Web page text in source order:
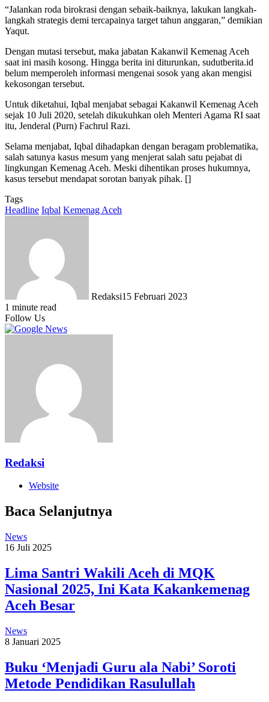
“Jalankan roda birokrasi dengan sebaik-baiknya, lakukan langkah-
langkah strategis demi tercapainya target tahun anggaran,” demikian
Yaqut.
Dengan mutasi tersebut, maka jabatan Kakanwil Kemenag Aceh
saat ini masih kosong. Hingga berita ini diturunkan, sudutberita.id
belum memperoleh informasi mengenai sosok yang akan mengisi
kekosongan tersebut.
Untuk diketahui, Iqbal menjabat sebagai Kakanwil Kemenag Aceh
sejak 10 Juli 2020, setelah dikukuhkan oleh Menteri Agama RI saat
itu, Jenderal (Purn) Fachrul Razi.
Selama menjabat, Iqbal dihadapkan dengan beragam problematika,
salah satunya kasus mesum yang menjerat salah satu pejabat di
lingkungan Kemenag Aceh. Meski dihentikan proses hukumnya,
kasus tersebut mendapat sorotan banyak pihak. []
Tags
Headline Iqbal Kemenag Aceh
Redaksi15 Februari 2023
1 minute read
Follow Us
Redaksi
Website
Baca Selanjutnya
News
16 Juli 2025
Lima Santri Wakili Aceh di MQK
Nasional 2025, Ini Kata Kakankemenag
Aceh Besar
News
8 Januari 2025
Buku ‘Menjadi Guru ala Nabi’ Soroti
Metode Pendidikan Rasulullah